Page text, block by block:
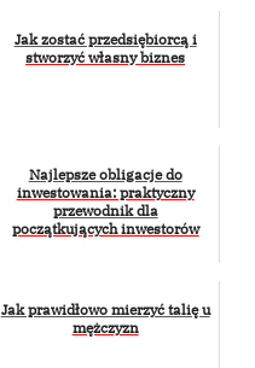
Jak zostać przedsiębiorcą i
stworzyć własny biznes
Najlepsze obligacje do
inwestowania: praktyczny
przewodnik dla
początkujących inwestorów
Jak prawidłowo mierzyć talię u
mężczyzn